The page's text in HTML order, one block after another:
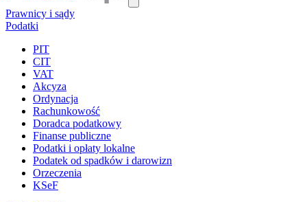
Prawnicy i sądy
Podatki
PIT
CIT
VAT
Akcyza
Ordynacja
Rachunkowość
Doradca podatkowy
Finanse publiczne
Podatki i opłaty lokalne
Podatek od spadków i darowizn
Orzeczenia
KSeF